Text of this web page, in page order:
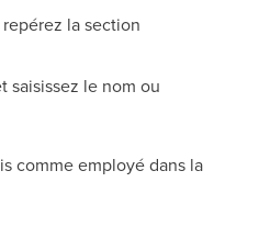
la section
saisissez le nom ou
comme employé dans la